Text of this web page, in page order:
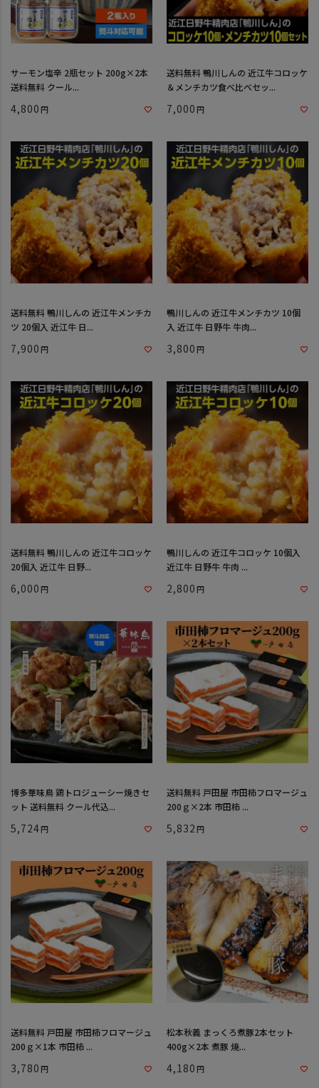
サーモン塩辛 2瓶セット 200g×2本
送料無料 クール...
4,800
送料無料 鴨川しんの 近江牛コロッケ
＆メンチカツ食べ比べセッ...
7,000
送料無料 鴨川しんの 近江牛メンチカ
ツ 20個入 近江牛 日...
7,900
鴨川しんの 近江牛メンチカツ 10個
入 近江牛 日野牛 牛肉...
3,800
送料無料 鴨川しんの 近江牛コロッケ
20個入 近江牛 日野...
6,000
鴨川しんの 近江牛コロッケ 10個入
近江牛 日野牛 牛肉 ...
2,800
博多華味鳥 鶏トロジューシー焼きセ
ット 送料無料 クール代込...
5,724
送料無料 戸田屋 市田柿フロマージュ
200ｇ×2本 市田柿 ...
5,832
送料無料 戸田屋 市田柿フロマージュ
200ｇ×1本 市田柿 ...
3,780
松本秋義 まっくろ煮豚2本セット
400g×2本 煮豚 焼...
4,180